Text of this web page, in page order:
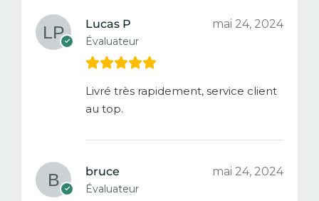
Lucas P
Évaluateur
mai 24, 2024
Livré très rapidement, service client
au top.
bruce
Évaluateur
mai 24, 2024